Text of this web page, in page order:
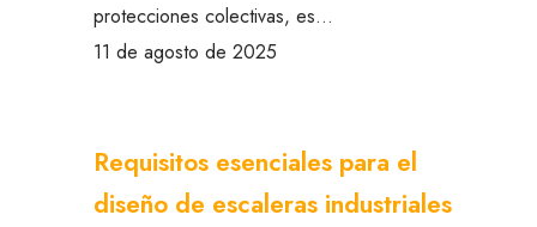
protecciones colectivas, es…
11 de agosto de 2025
Requisitos esenciales para el
diseño de escaleras industriales